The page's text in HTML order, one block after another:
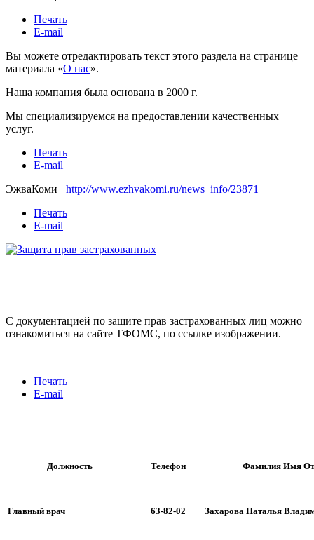
Печать
E-mail
Вы можете отредактировать текст этого раздела на странице
материала «О нас».
Наша компания была основана в 2000 г.
Мы специализируемся на предоставлении качественных
услуг.
Печать
E-mail
ЭжваКоми http://www.ezhvakomi.ru/news_info/23871
Печать
E-mail
С документацией по защите прав застрахованных лиц можно
ознакомиться на сайте ТФОМС, по ссылке изображении.
Печать
E-mail
Должность Телефон Фамилия Имя
Главный врач 63-82-02 Захарова Наталья